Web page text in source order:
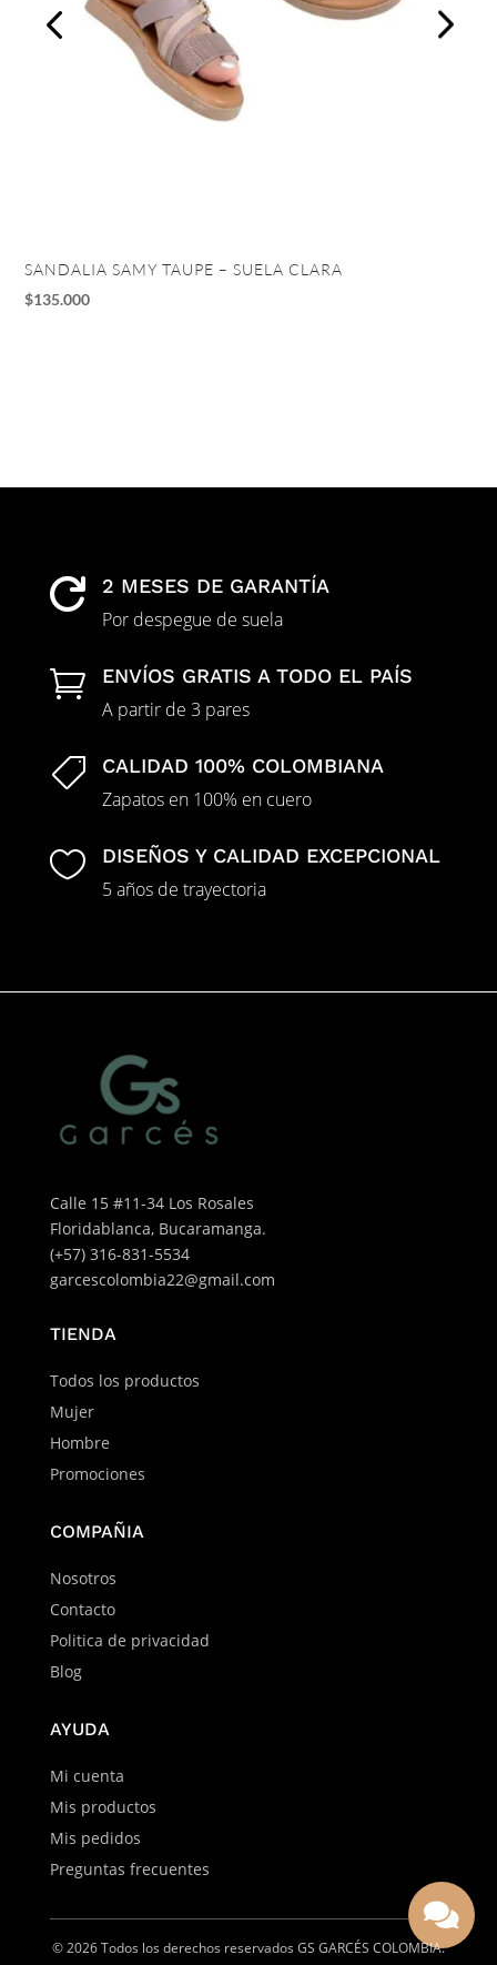
SANDALIA SAMY TAUPE – SUELA CLARA
$135.000
 2 MESES DE GARANTÍA
Por despegue de suela
 ENVÍOS GRATIS A TODO EL PAÍS
A partir de 3 pares
 CALIDAD 100% COLOMBIANA
Zapatos en 100% en cuero
 DISEÑOS Y CALIDAD EXCEPCIONAL
5 años de trayectoria
Calle 15 #11-34 Los Rosales
Floridablanca, Bucaramanga.
(+57) 316-831-5534
garcescolombia22@gmail.com
TIENDA
Todos los productos
Mujer
Hombre
Promociones
COMPAÑIA
Nosotros
Contacto
Politica de privacidad
Blog
AYUDA
Mi cuenta
Mis productos
Mis pedidos
Preguntas frecuentes
© 2026 Todos los derechos reservados GS GARCÉS COLOMBIA.



